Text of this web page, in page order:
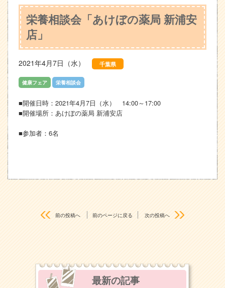
栄養相談会「あけぼの薬局 新浦安
店」
2021年4月7日（水） 千葉県
健康フェア 栄養相談会
■開催日時：2021年4月7日（水） 14:00～17:00
■開催場所：あけぼの薬局 新浦安店
■参加者：6名
前の投稿へ 前のページに戻る 次の投稿へ
最新の記事